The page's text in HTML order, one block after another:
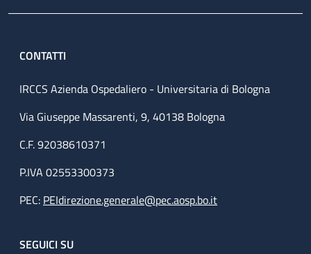
CONTATTI
IRCCS Azienda Ospedaliero - Universitaria di Bologna
Via Giuseppe Massarenti, 9, 40138 Bologna
C.F. 92038610371
P.IVA 02553300373
PEC: PEIdirezione.generale@pec.aosp.bo.it
SEGUICI SU